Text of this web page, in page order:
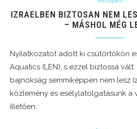
IZRAELBEN BIZTOSAN NEM
– MÁSHOL MÉG
Nyilatkozatot adott ki csütörtökön
Aquatics (LEN), s ezzel biztossá
bajnokság semmiképpen nem lesz
közlemény és esélylatolgatásunk a
illetően: